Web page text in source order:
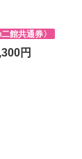
館共通券〉
円